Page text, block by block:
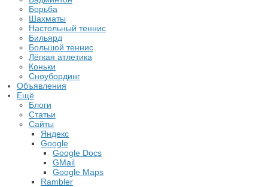
Борьба
Шахматы
Настольный теннис
Бильярд
Большой теннис
Лёгкая атлетика
Коньки
Сноубординг
Объявления
Ещё
Блоги
Статьи
Сайты
Яндекс
Google
Google Docs
GMail
Google Maps
Rambler